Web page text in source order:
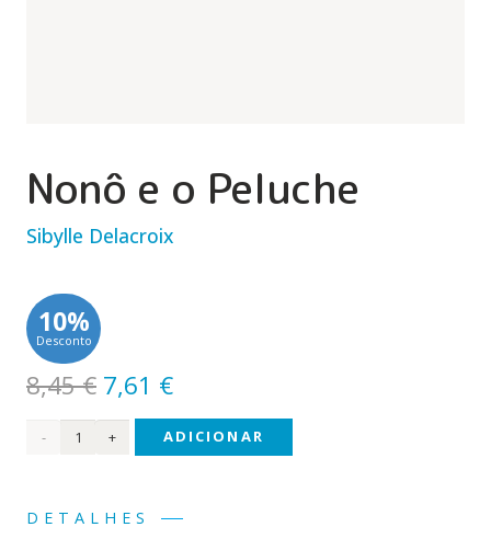
Nonô e o Peluche
Sibylle Delacroix
10%
Desconto
8,45€ O
preço
original
8,45 €.
7,61 €O
preço
atual
Quantidade
ADICIONAR
DETALHES